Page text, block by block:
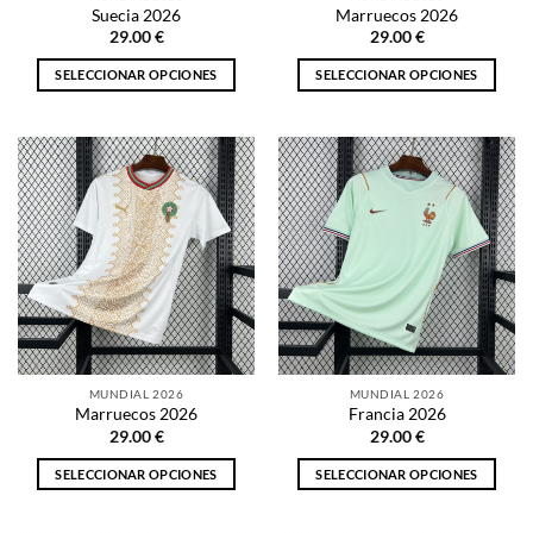
de
de
Suecia 2026
29.00€
SELECCIONAR OPCIONES
tiene
múltiples
variantes.
Las
opciones
se
pueden
elegir
en
la
página
de
Marruecos 2026
29.00€
SELECCIONAR OPCIONES
tiene
múltiples
variantes.
opciones
se
pueden
elegir
en
la
página
de
MUNDIAL 2026
Marruecos 2026
29.00€
SELECCIONAR OPCIONES
MUNDIAL 2026
Francia 2026
29.00€
SELECCIONAR OPCIONES